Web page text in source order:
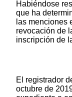
Habiéndose
que ha
las menciones
revocación de
inscripción de
El registrador
octubre de